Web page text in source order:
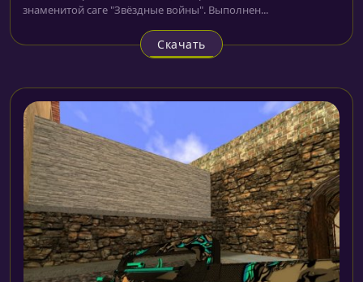
знаменитой саге "Звёздные войны". Выполнен...
Скачать